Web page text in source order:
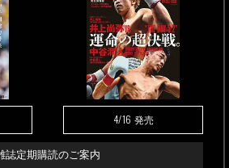
4/16 発売
誌定期購読のご案内